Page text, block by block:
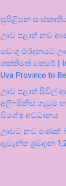
සුපිළිපන්
ඌව පළාත් නව
ඩෙංගු මර්දනයට
ශක්තිමත් කෙරේ |
Uva Province to
ඌව පළාත් සිවිල්
අලි–මිනිස් ගැටුම
විශේෂ අවධානය
ඌවට නව පණක්:
දැවැන්ත ශ්‍රමදාන